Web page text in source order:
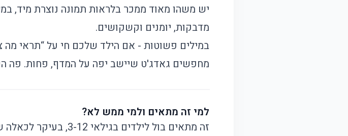
יש משהו מאוד ממכר בלראות תמונה נוצרת מיד,
מדבקות, יומנים וקשקושים.
במילים פשוטות - אם הילד שלכם חי על “תראי מה
מחפשים גאדג'ט שיישב יפה על המדף, פחות. פה
למי זה מתאים ולמי ממש לא?
זה מתאים בול לילדים